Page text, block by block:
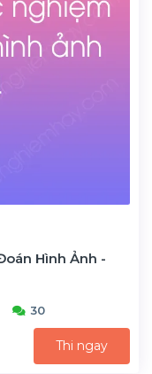
Hình Ảnh -
30
Thi ngay